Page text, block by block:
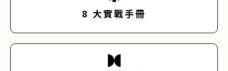
8 大實戰手冊